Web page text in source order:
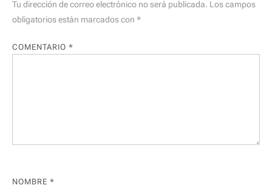
Tu dirección de correo electrónico no será publicada. Los campos
obligatorios están marcados con *
COMENTARIO *
NOMBRE *